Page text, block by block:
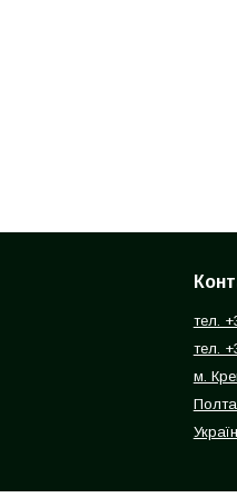
тел.
тел.
м.